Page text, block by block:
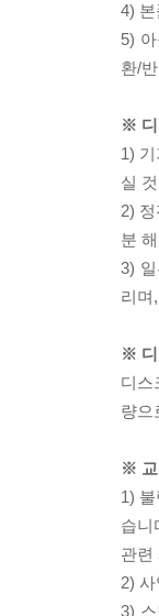
4)
5)
환/
※ 디
1)
실
2)
분
3)
리며
※ 디
디스
량으
※ 교
1)
습니
관련
2)
3)